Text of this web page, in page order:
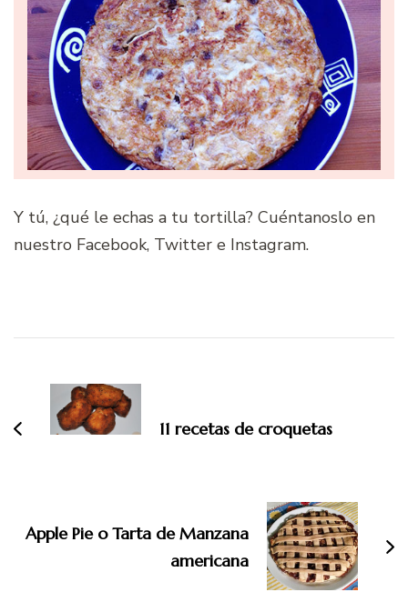
Y tú, ¿qué le echas a tu tortilla? Cuéntanoslo en
nuestro Facebook, Twitter e Instagram.
entradas
11 recetas de croquetas
Apple Pie o Tarta de Manzana
americana